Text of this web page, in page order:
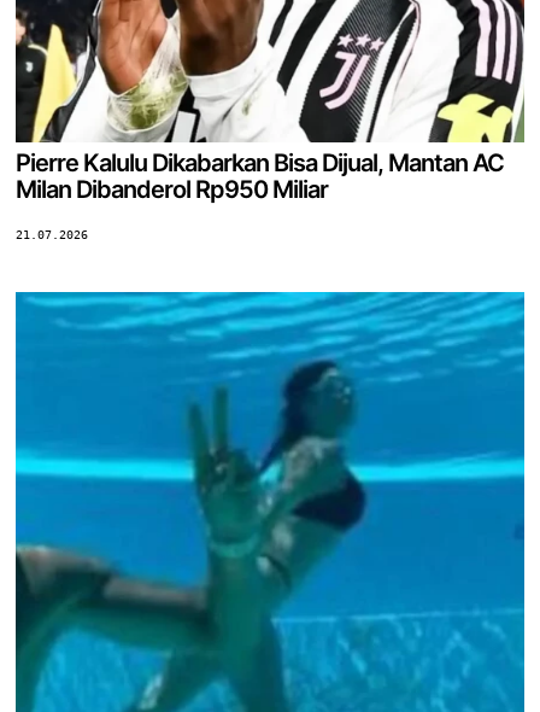
Pierre Kalulu Dikabarkan Bisa Dijual, Mantan AC
Milan Dibanderol Rp950 Miliar
21.07.2026